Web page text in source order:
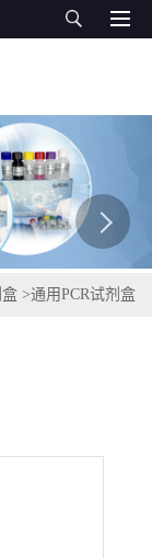
盒 >通用PCR试剂盒